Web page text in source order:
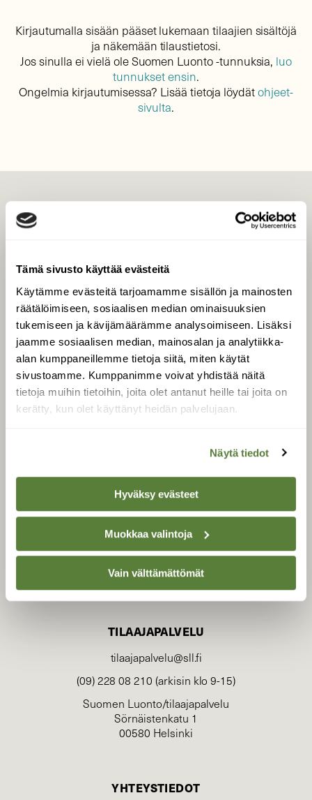
Tämä sivusto käyttää evästeitä
Käytämme evästeitä tarjoamamme sisällön ja mainosten
räätälöimiseen, sosiaalisen median ominaisuuksien
tukemiseen ja kävijämäärämme analysoimiseen. Lisäksi
jaamme sosiaalisen median, mainosalan ja analytiikka-
alan kumppaneillemme tietoja siitä, miten käytät
sivustoamme. Kumppanimme voivat yhdistää näitä
tietoja muihin tietoihin, joita olet antanut heille tai joita on
kerätty, kun olet käyttänyt heidän palvelujaan.
Näytä tiedot
Hyväksy evästeet
Muokkaa valintoja
Vain välttämättömät
Kirjautumalla sisään pääset lukemaan tilaajien sisältöjä
ja näkemään tilaustietosi.
Jos sinulla ei vielä ole Suomen Luonto -tunnuksia, luo
tunnukset ensin.
Ongelmia kirjautumisessa? Lisää tietoja löydätohjeet-
sivulta.
Tilaa digilukuoikeus
Äänestä parasta juttua
Tilaa uutiskirje
SUOMEN LUONNON­
SUOJELU­LIITTO
Suomen Luonto -lehden
luonnonsuojelu­liitto.
TILAAJAPALVELU
tilaajapalvelu@sll.fi
(09) 228 08 210 (arkisin klo 9-15)
Suomen Luonto/tilaajapalvelu
Sörnäistenkatu 1
00580 Helsinki
YHTEYSTIEDOT